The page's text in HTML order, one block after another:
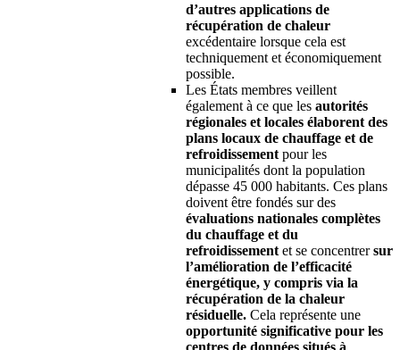
d’autres applications de
récupération de chaleur
excédentaire lorsque cela est
techniquement et économiquement
possible.
Les États membres veillent
également à ce que les autorités
régionales et locales élaborent des
plans locaux de chauffage et de
refroidissement pour les
municipalités dont la population
dépasse 45 000 habitants. Ces plans
doivent être fondés sur des
évaluations nationales complètes
du chauffage et du
refroidissement et se concentrersur
l’amélioration de l’efficacité
énergétique, y compris via la
récupération de la chaleur
résiduelle. Cela représente une
opportunité significative pour les
centres de données situés à